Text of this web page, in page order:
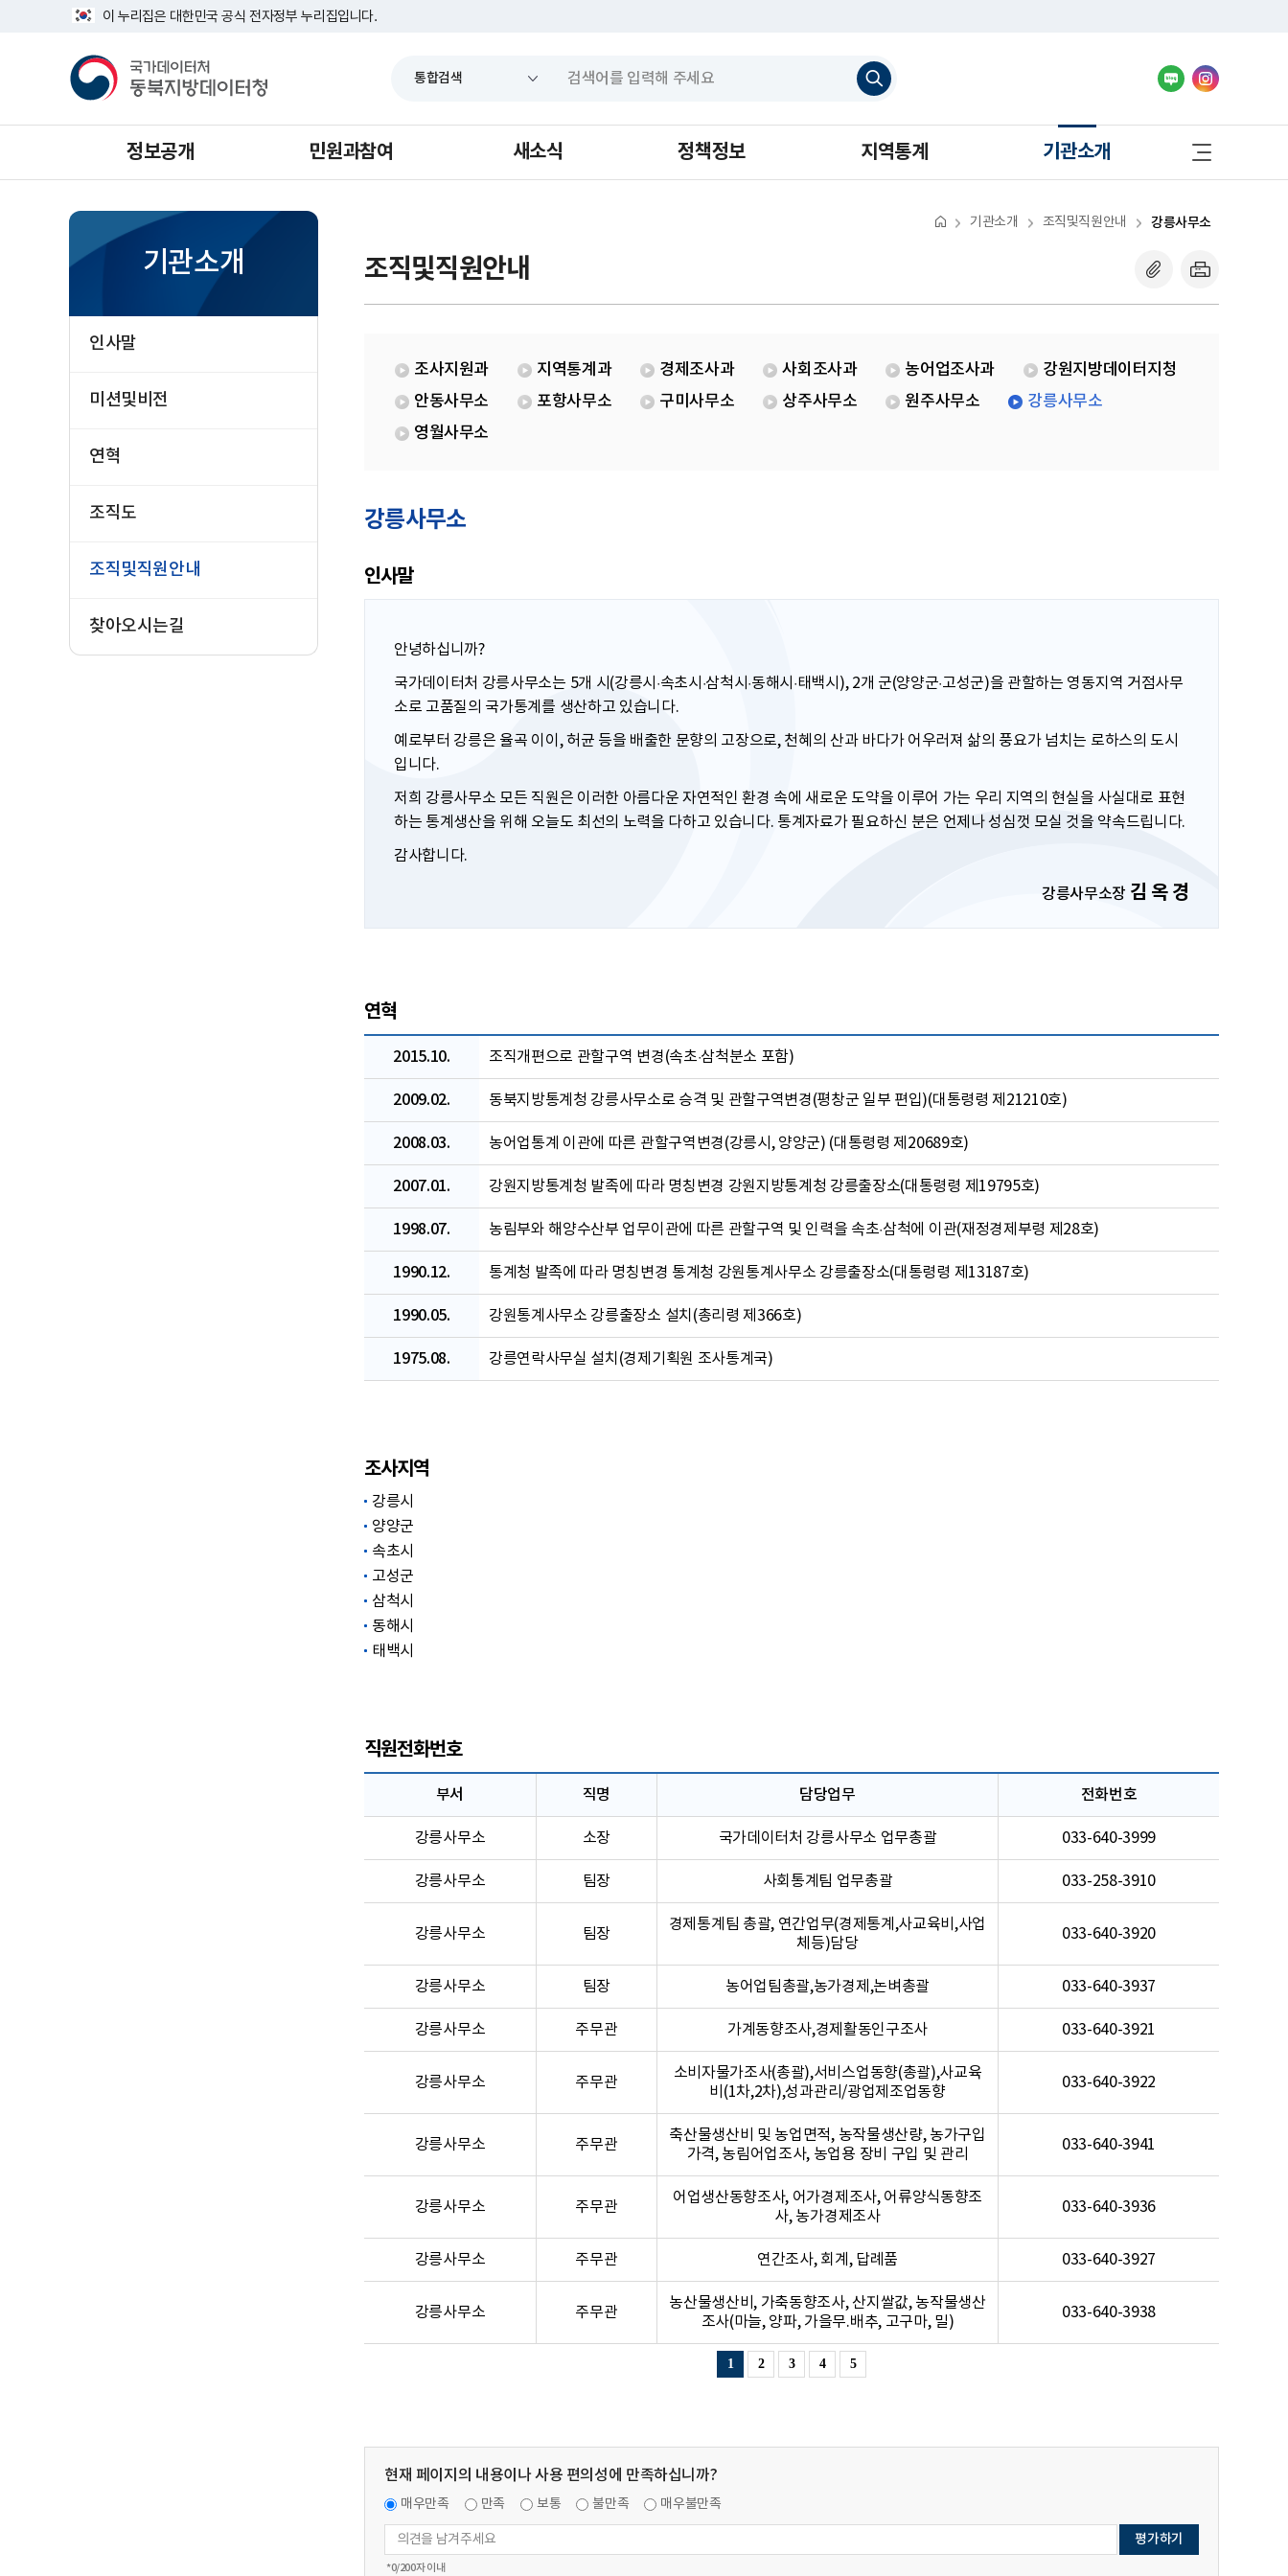
이 누리집은 대한민국 공식 전자정부 누리집입니다.
방
검
색
하
정보공개 민원과참여 새소식 정책정보 지역통계 기관소개
사
이
로
가
기관소개
인사말
미션및비전
연혁
조직도
조직및직원안내
찾아오시는길
기관소개 조직및직원안내 강릉사무소
조직및직원안내
조사지원과 지역통계과 경제조사과 사회조사과 농어업조사과
강원지방데이터지청
안동사무소
포항사무소 구미사무소 상주사무소 원주사무소
강릉사무소
영월사무소
강릉사무소
인사말
안녕하십니까?
국가데이터처 강릉사무소는 5개 시(강릉시·속초시·삼척시·동해시·태백시), 2개 군(양양군·고성군)을 관할하는 영동지역 거점사무
소로 고품질의 국가통계를 생산하고 있습니다.
예로부터 강릉은 율곡 이이, 허균 등을 배출한 문향의 고장으로, 천혜의 산과 바다가 어우러져 삶의 풍요가 넘치는 로하스의 도시
입니다.
저희 강릉사무소 모든 직원은 이러한 아름다운 자연적인 환경 속에 새로운 도약을 이루어 가는 우리 지역의 현실을 사실대로 표현
하는 통계생산을 위해 오늘도 최선의 노력을 다하고 있습니다. 통계자료가 필요하신 분은 언제나 성심껏 모실 것을 약속드립니다.
감사합니다.
강릉사무소장 김 옥 경
연혁
2015.10. 조직개편으로 관할구역 변경(속초·삼척분소 포함)
2009.02. 동북지방통계청 강릉사무소로 승격 및 관할구역변경(평창군 일부 편입)(대통령령 제21210호)
2008.03. 농어업통계 이관에 따른 관할구역변경(강릉시, 양양군) (대통령령 제20689호)
2007.01. 강원지방통계청 발족에 따라 명칭변경 강원지방통계청 강릉출장소(대통령령 제19795호)
1998.07. 농림부와 해양수산부 업무이관에 따른 관할구역 및 인력을 속초·삼척에 이관(재정경제부령 제28호)
1990.12. 통계청 발족에 따라 명칭변경 통계청 강원통계사무소 강릉출장소(대통령령 제13187호)
1990.05. 강원통계사무소 강릉출장소 설치(총리령 제366호)
1975.08. 강릉연락사무실 설치(경제기획원 조사통계국)
조사지역
강릉시
양양군
속초시
고성군
삼척시
동해시
태백시
직원전화번호
부서 직명 담당업무 전화번호
강릉사무소 소장 국가데이터처 강릉사무소 업무총괄 033-640-3999
강릉사무소 팀장 사회통계팀 업무총괄 033-258-3910
강릉사무소 팀장
경제통계팀 총괄, 연간업무(경제통계,사교육비,사업
체등)담당
033-640-3920
강릉사무소 팀장 농어업팀총괄,농가경제,논벼총괄 033-640-3937
강릉사무소 주무관 가계동향조사,경제활동인구조사 033-640-3921
강릉사무소 주무관
소비자물가조사(총괄),서비스업동향(총괄),사교육
비(1차,2차),성과관리/광업제조업동향
033-640-3922
강릉사무소 주무관
축산물생산비 및 농업면적, 농작물생산량, 농가구입
가격, 농림어업조사, 농업용 장비 구입 및 관리
033-640-3941
강릉사무소 주무관
어업생산동향조사, 어가경제조사, 어류양식동향조
사, 농가경제조사
033-640-3936
강릉사무소 주무관 연간조사, 회계, 답례품 033-640-3927
강릉사무소 주무관
농산물생산비, 가축동향조사, 산지쌀값, 농작물생산
조사(마늘, 양파, 가을무.배추, 고구마, 밀)
033-640-3938
1 2 3 4 5
현재 페이지의 내용이나 사용 편의성에 만족하십니까?
매우만족 만족 보통 불만족 매우불만족
*0/200자 이내